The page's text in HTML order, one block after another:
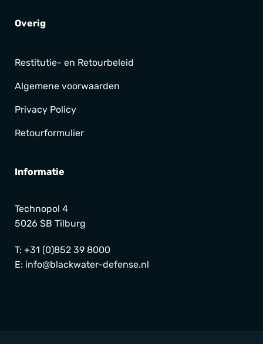
Overig
Restitutie- en Retourbeleid
Algemene voorwaarden
Privacy Policy
Retourformulier
Informatie
Technopol 4
5026 SB Tilburg
T: +31 (0)852 39 8000
E: info@blackwater-defense.nl